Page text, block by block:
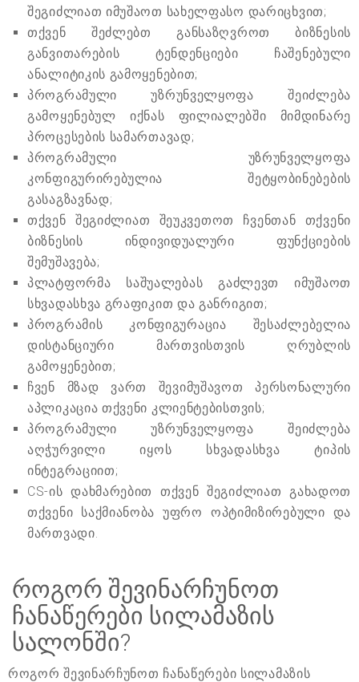
შეგიძლიათ იმუშაოთ სახელფასო დარიცხვით;
თქვენ შეძლებთ განსაზღვროთ ბიზნესის
განვითარების ტენდენციები ჩაშენებული
ანალიტიკის გამოყენებით;
პროგრამული უზრუნველყოფა შეიძლება
გამოყენებულ იქნას ფილიალებში მიმდინარე
პროცესების სამართავად;
პროგრამული უზრუნველყოფა
კონფიგურირებულია შეტყობინებების
გასაგზავნად;
თქვენ შეგიძლიათ შეუკვეთოთ ჩვენთან თქვენი
ბიზნესის ინდივიდუალური ფუნქციების
შემუშავება;
პლატფორმა საშუალებას გაძლევთ იმუშაოთ
სხვადასხვა გრაფიკით და განრიგით;
პროგრამის კონფიგურაცია შესაძლებელია
დისტანციური მართვისთვის ღრუბლის
გამოყენებით;
ჩვენ მზად ვართ შევიმუშავოთ პერსონალური
აპლიკაცია თქვენი კლიენტებისთვის;
პროგრამული უზრუნველყოფა შეიძლება
აღჭურვილი იყოს სხვადასხვა ტიპის
ინტეგრაციით;
CS-ის დახმარებით თქვენ შეგიძლიათ გახადოთ
თქვენი საქმიანობა უფრო ოპტიმიზირებული და
მართვადი.
როგორ შევინარჩუნოთ
ჩანაწერები სილამაზის
სალონში?
როგორ შევინარჩუნოთ ჩანაწერები სილამაზის